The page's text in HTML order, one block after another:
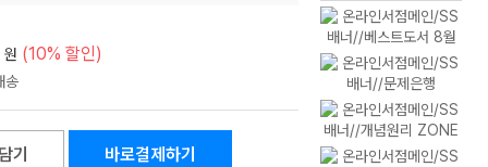
원 (10% 할인)
기 바로결제하기